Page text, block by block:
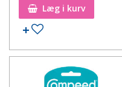
Læg i kurv
Tilføj til ønskeseddel